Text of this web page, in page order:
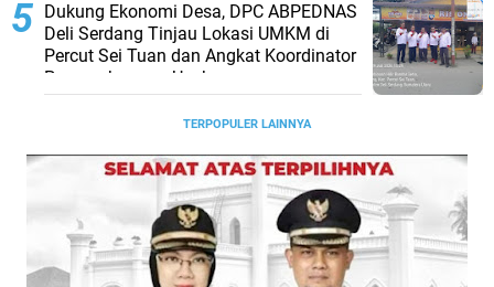
Dukung Ekonomi Desa, DPC ABPEDNAS
Deli Serdang Tinjau Lokasi UMKM di
Percut Sei Tuan dan Angkat Koordinator
Pengembangan Usaha
TERPOPULER LAINNYA